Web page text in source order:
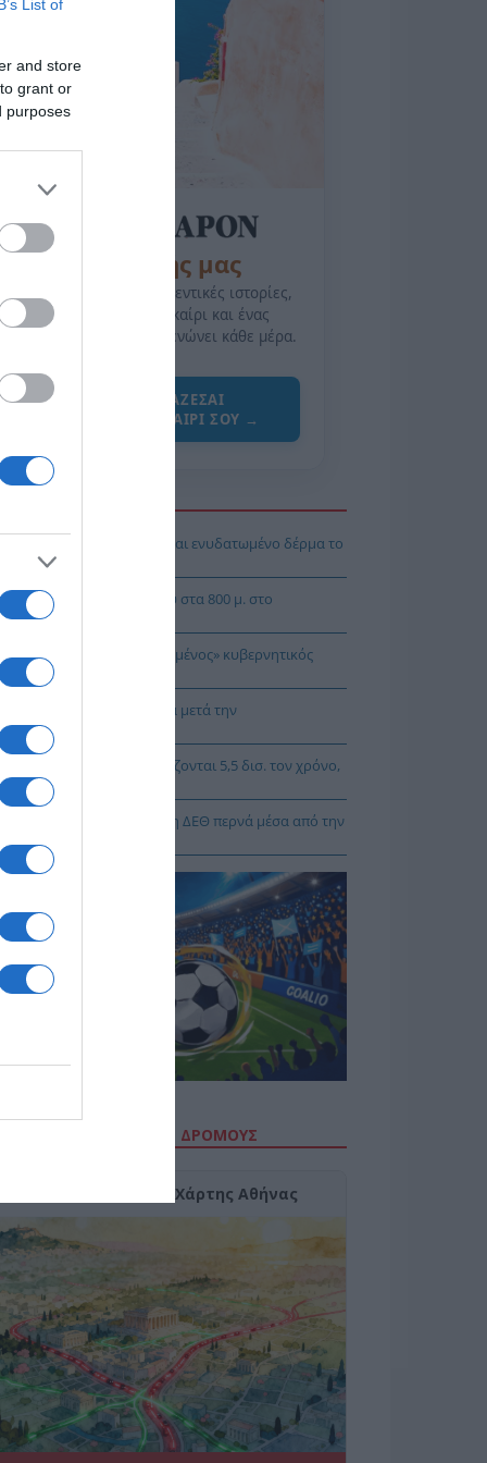
List of
and store
grant or
purposes
της Ζωής μας
Οι άνθρωποι, οι αυθεντικές ιστορίες,
το ελληνικό καλοκαίρι και ένας
πολιτισμός που μας ενώνει κάθε μέρα.
ΌΣΑ ΧΡΕΙΆΖΕΣΑΙ
ΓΙΑ ΤΟ ΚΑΛΟΚΑΊΡΙ ΣΟΥ →
θα αποκτήσεις λαμπερό και ενυδατωμένο δέρμα το
μετάλλιο η Ρούσσου στα 800 μ. στο
Κ20
Ένας «πολιτισμένος» κυβερνητικός
Τσιτσίγκος: Η τρομοκρατία μετά την
της
Οι δήμοι χρειάζονται 5,5 δισ. τον χρόνο,
να μην «μπαίνουν μέσα»
Ο δρόμος προς τη ΔΕΘ περνά μέσα από την
οικονομία
ΤΗΝ ΚΙΝΗΣΗ ΣΤΟΥΣ ΔΡΌΜΟΥΣ
Κίνηση Τώρα: Live Χάρτης Αθήνας